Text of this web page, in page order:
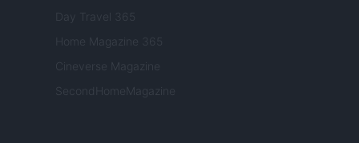
Day Travel 365
Home Magazine 365
Cineverse Magazine
SecondHomeMagazine